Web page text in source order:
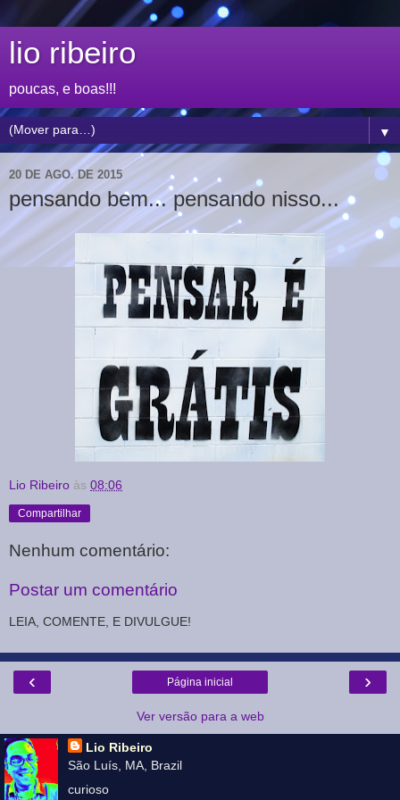
lio ribeiro
poucas, e boas!!!
▼
20 DE AGO. DE 2015
pensando bem... pensando nisso...
Lio Ribeiro às 08:06
Compartilhar
Nenhum comentário:
Postar um comentário
LEIA, COMENTE, E DIVULGUE!
‹ ›
Página inicial
Ver versão para a web
Lio Ribeiro
São Luís, MA, Brazil
curioso